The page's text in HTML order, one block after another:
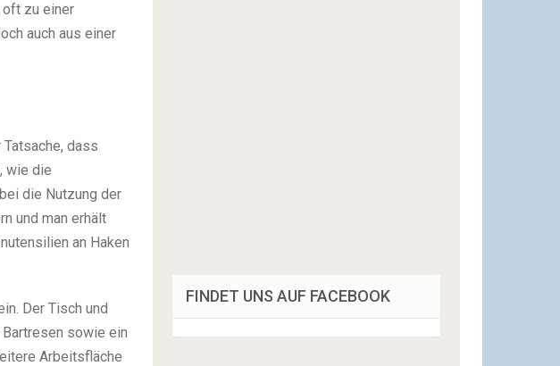
oft zu einer
auch aus einer
dass
wie die
die Nutzung der
und man erhält
an Haken
Der Tisch und
sowie ein
Arbeitsfläche
FINDET UNS AUF FACEBOOK